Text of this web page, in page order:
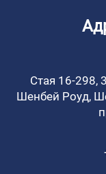
Стая 16-298,
Шенбей Роуд,